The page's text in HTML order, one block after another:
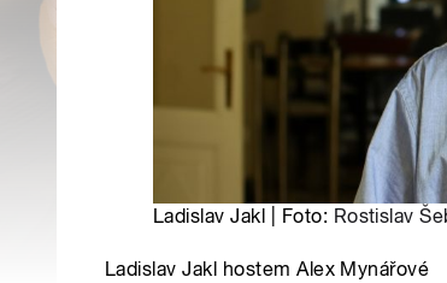
Ladislav Jakl | Foto: Rostislav
Ladislav Jakl hostem Alex Mynářové